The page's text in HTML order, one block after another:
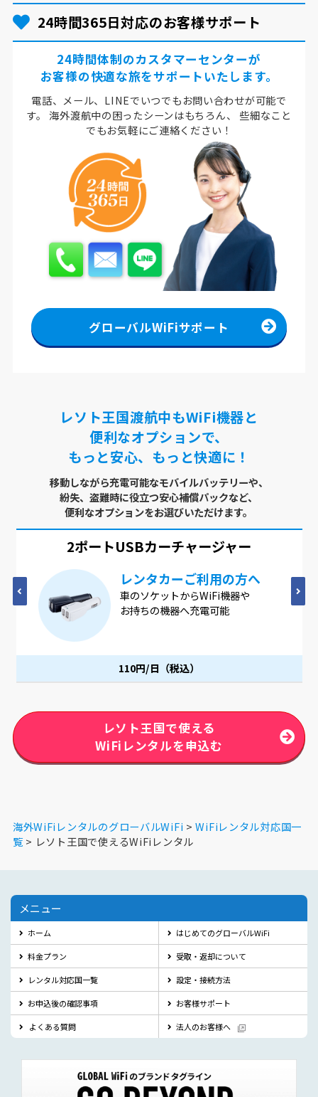
24時間365日対応のお客様サポート
24時間体制のカスタマーセンターが
お客様の快適な旅をサポートいたします。
電話、メール、LINEでいつでもお問い合わせが可能で
す。
海外渡航中の困ったシーンはもちろん、
些細なこと
でもお気軽にご連絡ください！
グローバルWiFiサポート
レソト王国渡航中もWiFi機器と
便利なオプションで、
もっと安心、もっと快適に！
移動しながら充電可能なモバイルバッテリーや、
紛失、盗難時に役立つ安心補償パックなど、
便利なオプションをお選びいただけます。
2ポートUSBカーチャージャー
レンタカーご利用の方へ
車のソケットからWiFi機器や
お持ちの機器へ充電可能
110円/日（税込）
レソト王国で使える
WiFiレンタルを申込む
海外WiFiレンタルのグローバルWiFi
WiFiレンタル対応国一
覧
レソト王国で使えるWiFiレンタル
メニュー
ホーム はじめてのグローバルWiFi
料金プラン 受取・返却について
レンタル対応国一覧 設定・接続方法
お申込後の確認事項 お客様サポート
よくある質問 法人のお客様へ